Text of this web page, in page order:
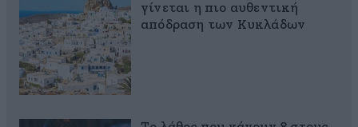
γίνεται η πιο αυθεντική
απόδραση των Κυκλάδων